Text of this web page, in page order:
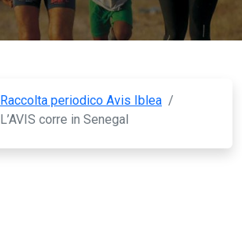
Raccolta periodico Avis Iblea /
L’AVIS corre in Senegal